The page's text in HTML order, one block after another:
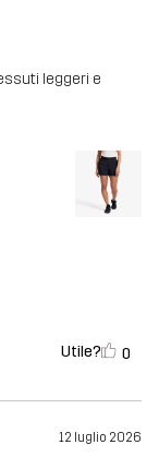
leggeri e
Utile? 0
12 luglio 2026